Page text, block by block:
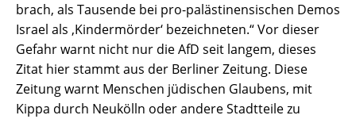
brach, als Tausende bei pro-palästinensischen Demos
Israel als ‚Kindermörder‘ bezeichneten.“ Vor dieser
Gefahr warnt nicht nur die AfD seit langem, dieses
Zitat hier stammt aus der Berliner Zeitung. Diese
Zeitung warnt Menschen jüdischen Glaubens, mit
Kippa durch Neukölln oder andere Stadtteile zu